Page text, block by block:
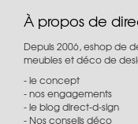
À propos de
Depuis 2006, eshop de
meubles et déco de
le concept
nos engagements
le blog direct-d-sign
Nos conseils déco